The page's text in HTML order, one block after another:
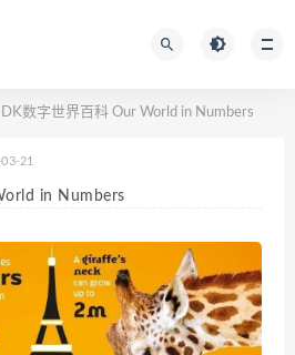
DK数字世界百科 Our World in Numbers
21
in Numbers